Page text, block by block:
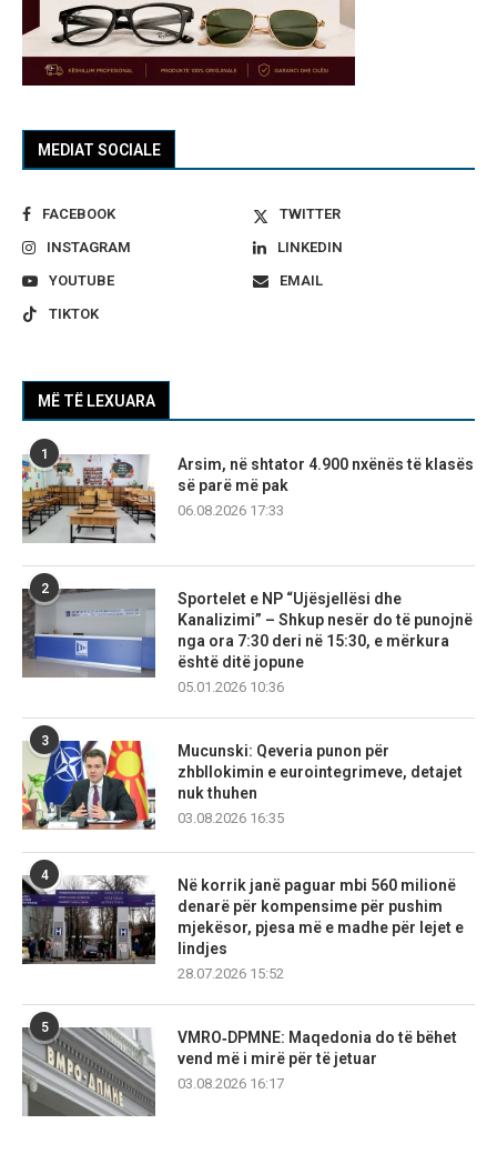
MEDIAT SOCIALE
FACEBOOK
TWITTER
INSTAGRAM
LINKEDIN
YOUTUBE
EMAIL
TIKTOK
MË TË LEXUARA
1
Arsim, në shtator 4.900 nxënës të klasës
së parë më pak
06.08.2026 17:33
2
Sportelet e NP “Ujësjellësi dhe
Kanalizimi” – Shkup nesër do të punojnë
nga ora 7:30 deri në 15:30, e mërkura
është ditë jopune
05.01.2026 10:36
3
Mucunski: Qeveria punon për
zhbllokimin e eurointegrimeve, detajet
nuk thuhen
03.08.2026 16:35
4
Në korrik janë paguar mbi 560 milionë
denarë për kompensime për pushim
mjekësor, pjesa më e madhe për lejet e
lindjes
28.07.2026 15:52
5
VMRO‑DPMNE: Maqedonia do të bëhet
vend më i mirë për të jetuar
03.08.2026 16:17